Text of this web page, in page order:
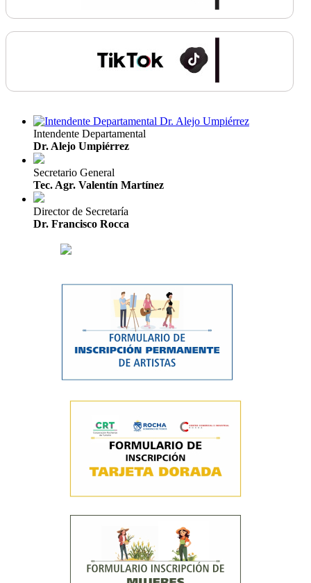
Intendente Departamental
Dr. Alejo Umpiérrez
Secretario General
Tec. Agr. Valentín Martínez
Director de Secretaría
Dr. Francisco Rocca